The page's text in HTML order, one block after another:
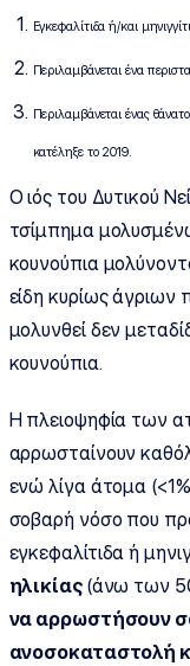
Εγκεφαλίτιδα ή/και
Περιλαμβάνεται ένα
Περιλαμβάνεται ένας
κατέληξε το 2019.
Ο ιός του Δυτικού
τσίμπημα
κουνούπια
είδη κυρίως
μολυνθεί δεν
κουνούπια.
Η πλειοψηφία των
αρρωσταίνουν
ενώ λίγα άτομα
σοβαρή νόσο που
εγκεφαλίτιδα ή
ηλικίας (άνω των
να αρρωστήσουν
ανοσοκαταστολή